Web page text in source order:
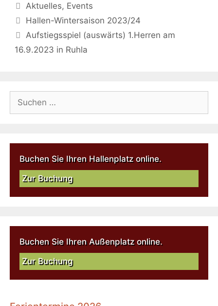
Aktuelles, Events
Hallen-Wintersaison 2023/24
Aufstiegsspiel (auswärts) 1.Herren am
16.9.2023 in Ruhla
Buchen Sie Ihren Hallenplatz online.
Zur Buchung
Buchen Sie Ihren Außenplatz online.
Zur Buchung